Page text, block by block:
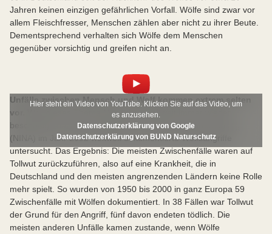
Häufig schwarze Schwanzspitze und dunkler
Sattelfleck, oft dunkel gefärbte Beinvorderseiten
leben unter arktischen Bedingungen ebenso wie in
Wüsten,
brauchen keine Wildnis,
brauchen genug Beutetiere und Rückzugsräume,
bevorzugen Grasland oder Wälder.
Zerschneidung von Lebensräumen
Verinselung von einzelnen Wolfsbeständen
Wölfe sind in Deutschland und Europa streng geschützt
(Bundesnaturschutzgesetz,
nicht gejagt und nur mit einer behördlichen
Ausnahmegenehmigung getötet werden.
Jahren keinen einzigen gefährlichen Vorfall. Wölfe sind zwar vor
allem Fleischfresser, Menschen zählen aber nicht zu ihrer Beute.
Dementsprechend verhalten sich Wölfe dem Menschen
gegenüber vorsichtig und greifen nicht an.
Hier steht ein Video von YouTube. Klicken Sie auf das Video, um
es anzusehen.
Datenschutzerklärung von Google
Datenschutzerklärung von BUND Naturschutz
Unfälle zwischen Mensch und Wolf kommen extrem selten
vor.
Weil dieses Thema Menschen weltweit immer wieder
beschäftigt, hat das Norwegische Institut für Naturforschung
(NINA) im Jahr 2002 weltweit dokumentierte Wolfsangriffe
untersucht. Das Ergebnis: Die meisten Zwischenfälle waren auf
Tollwut zurückzuführen, also auf eine Krankheit, die in
Deutschland und den meisten angrenzenden Ländern keine Rolle
mehr spielt. So wurden von 1950 bis 2000 in ganz Europa 59
Zwischenfälle mit Wölfen dokumentiert. In 38 Fällen war Tollwut
der Grund für den Angriff, fünf davon endeten tödlich. Die
meisten anderen Unfälle kamen zustande, wenn Wölfe